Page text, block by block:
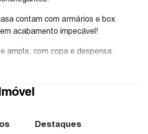
contam com armários e box
acabamento impecável!
ampla, com copa e despensa.
casa é um cenário de filmes e o
uma área de SPA com hidro para 5
com a família e com os
Destaques